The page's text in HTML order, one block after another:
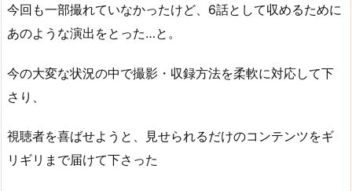
今回も一部撮れていなかったけど、6話として収めるために
あのような演出をとった…と。
今の大変な状況の中で撮影・収録方法を柔軟に対応して下
さり、
視聴者を喜ばせようと、見せられるだけのコンテンツをギ
リギリまで届けて下さった